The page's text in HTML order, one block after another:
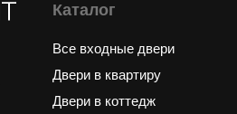
Каталог
Все входные двери
Двери в квартиру
Двери в коттедж